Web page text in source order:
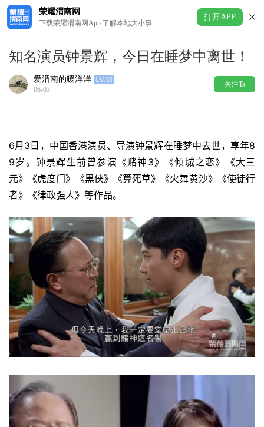
荣耀渭南网
下载荣耀渭南网App 了解本地大小事
打开APP
知名演员钟景辉，今日在睡梦中离世！
爱渭南的暖洋洋
06-03
关注Ta
6月3日，中国香港演员、导演钟景辉在睡梦中去世，享年8
9岁。钟景辉生前曾参演《赌神3》《倾城之恋》《大三
元》《虎度门》《黑侠》《算死草》《火舞黄沙》《使徒行
者》《律政强人》等作品。